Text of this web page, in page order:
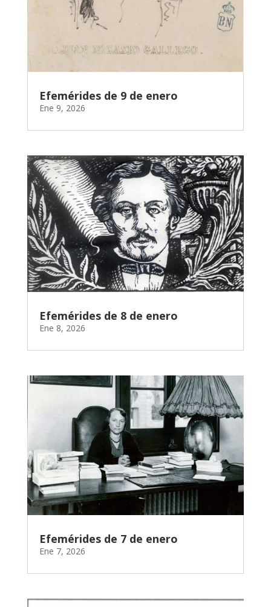
Efemérides de 9 de enero
Ene 9, 2026
Efemérides de 8 de enero
Ene 8, 2026
Efemérides de 7 de enero
Ene 7, 2026